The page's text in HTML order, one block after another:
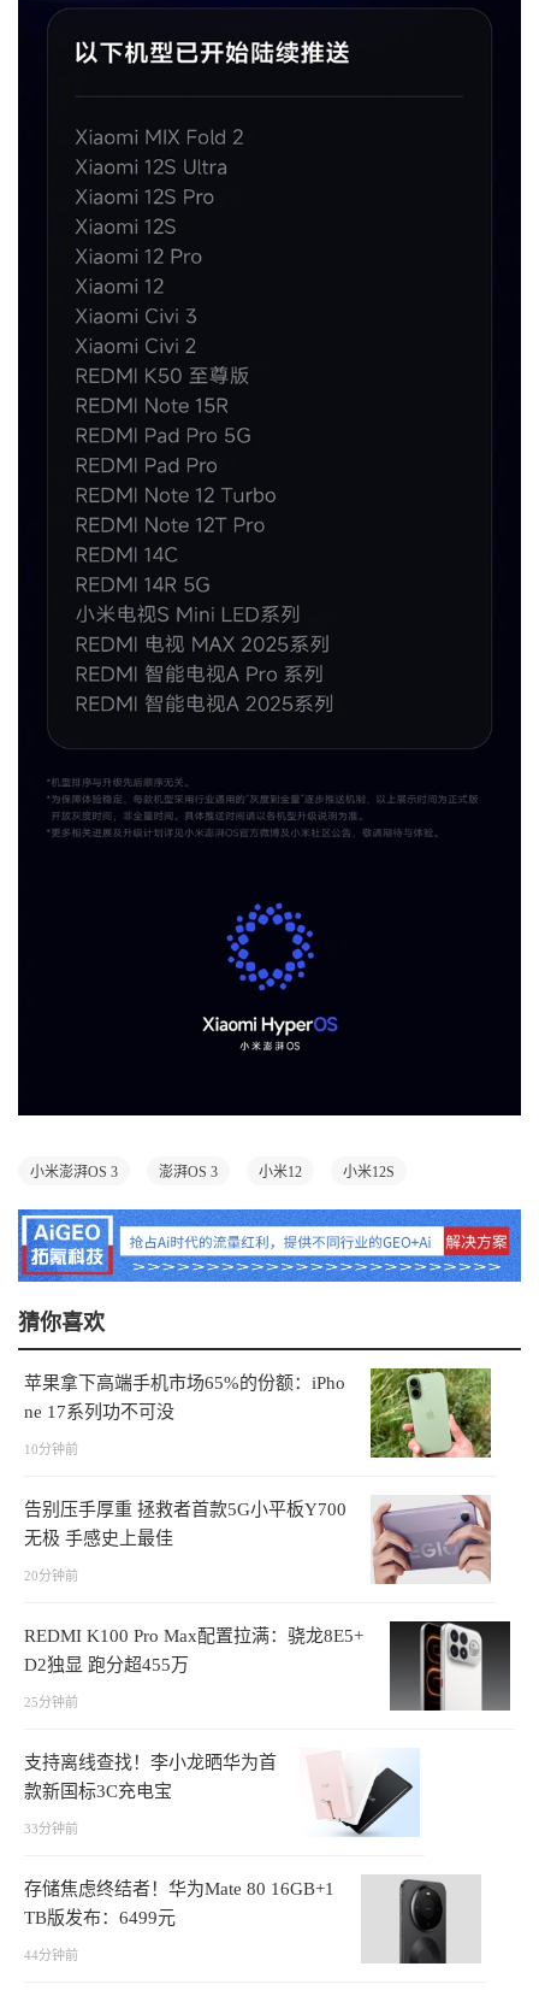
小米澎湃OS 3 澎湃OS 3 小米12 小米12S
猜你喜欢
苹果拿下高端手机市场65%的份额：iPho
ne 17系列功不可没
10分钟前
告别压手厚重 拯救者首款5G小平板Y700
无极 手感史上最佳
20分钟前
REDMI K100 Pro Max配置拉满：骁龙8E5+
D2独显 跑分超455万
25分钟前
支持离线查找！李小龙晒华为首
款新国标3C充电宝
33分钟前
存储焦虑终结者！华为Mate 80 16GB+1
TB版发布：6499元
44分钟前